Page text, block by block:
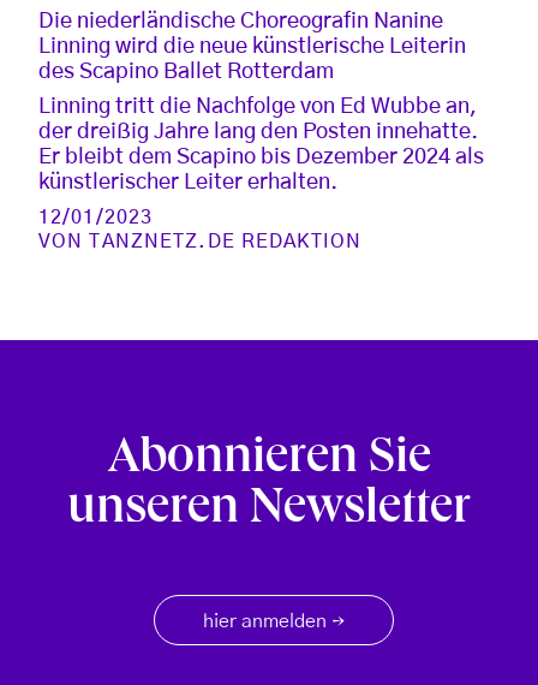
Die niederländische Choreografin Nanine
Linning wird die neue künstlerische Leiterin
des Scapino Ballet Rotterdam
Linning tritt die Nachfolge von Ed Wubbe an,
der dreißig Jahre lang den Posten innehatte.
Er bleibt dem Scapino bis Dezember 2024 als
künstlerischer Leiter erhalten.
12/01/2023
VON
TANZNETZ.DE REDAKTION
Abonnieren Sie
unseren Newsletter
hier anmelden →